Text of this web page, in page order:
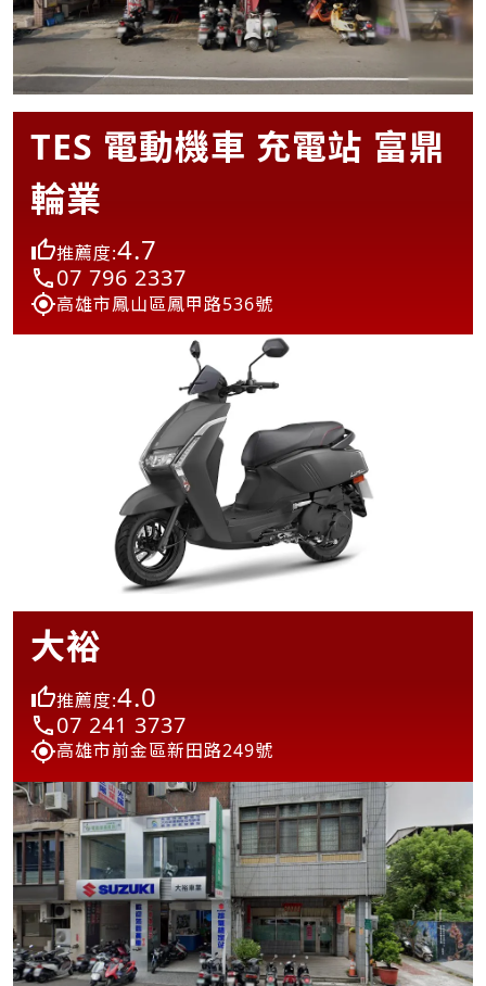
TES 電動機車 充電站 富鼎
輪業
推薦度:4.7
07 796 2337
高雄市鳳山區鳳甲路536號
大裕
推薦度:4.0
07 241 3737
高雄市前金區新田路249號